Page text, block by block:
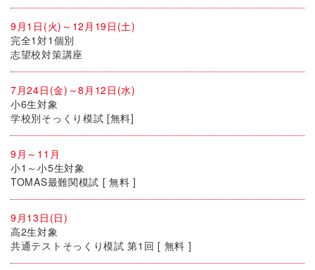
9月1日(火)～12月19日(土)
完全1対1個別
志望校対策講座
7月24日(金)～8月12日(水)
小6生対象
学校別そっくり模試 [無料]
9月～11月
小1～小5生対象
TOMAS最難関模試 [ 無料 ]
9月13日(日)
高2生対象
共通テストそっくり模試 第1回 [ 無料 ]